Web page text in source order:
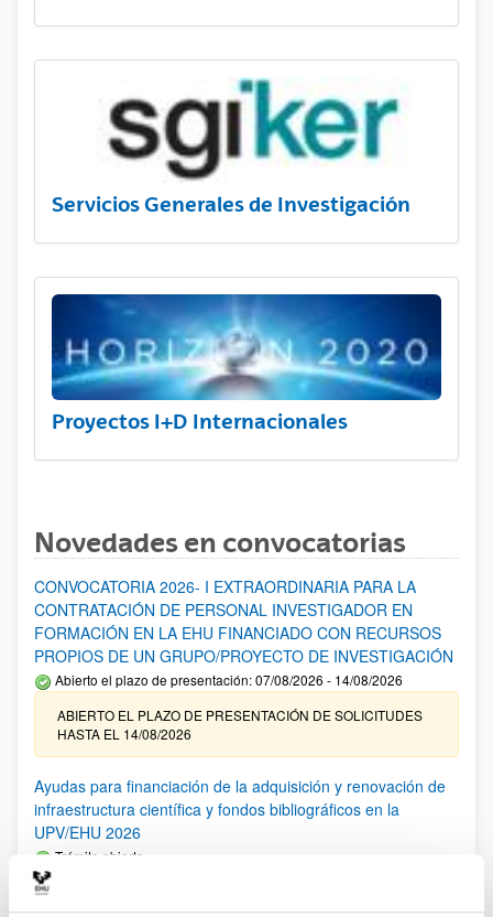
Servicios Generales de Investigación
Proyectos I+D Internacionales
Novedades en convocatorias
CONVOCATORIA 2026- I EXTRAORDINARIA PARA LA
CONTRATACIÓN DE PERSONAL INVESTIGADOR EN
FORMACIÓN EN LA EHU FINANCIADO CON RECURSOS
PROPIOS DE UN GRUPO/PROYECTO DE INVESTIGACIÓN
Abierto el plazo de presentación: 07/08/2026 - 14/08/2026
ABIERTO EL PLAZO DE PRESENTACIÓN DE SOLICITUDES
HASTA EL 14/08/2026
Ayudas para financiación de la adquisición y renovación de
infraestructura científica y fondos bibliográficos en la
UPV/EHU 2026
Trámite abierto
solicitudes admitidas y excluidas. 23/03/2026: Relación